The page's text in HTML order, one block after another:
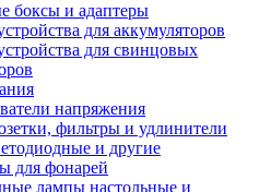
боксы и адаптеры
для аккумуляторов
для свинцовых
напряжения
фильтры и удлинители
и другие
для фонарей
лампы настольные и